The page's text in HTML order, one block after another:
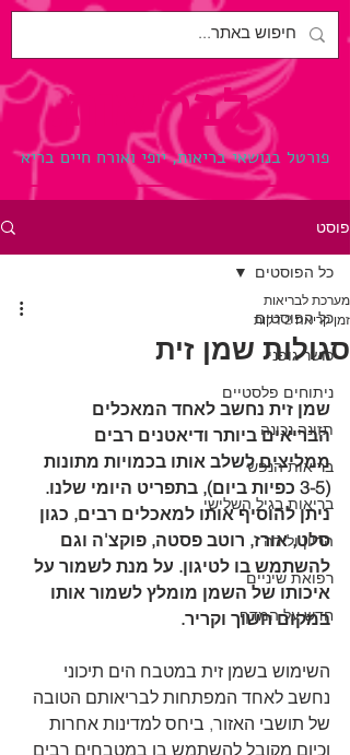
לבריאות.
פורטל בנושאי בריאות, יופי ואורח חיים בריא
פוסט
כל הפוסטים
כושר גופני
ניתוחים פלסטיים
תזונה נכונה
בריאות הנפש
בריאות בגיל השלישי
הריון ולידה
רפואת שיניים
חדש על המדף
כל הפוסטים
סגולות שמן זית
מערכת לבריאות
זמן קריאה 2 דקות
שמן זית נחשב לאחד המאכלים
הבריאים ביותר ודיאטנים רבים
ממליצים לשלב אותו בכמויות מתונות
(3-5 כפיות ביום), בתפריט היומי שלנו.
ניתן להוסיף אותו למאכלים רבים, כגון
סלט, אורז, רוטב פסטה, פוקצ'ה וגם
להשתמש בו לטיגון. על מנת לשמור על
איכותו של השמן מומלץ לשמור אותו
במקום חשוך וקריר.
השימוש בשמן זית במטבח הים תיכוני
נחשב לאחד המפתחות לבריאותם הטובה
של תושבי האזור, ביחס למדינות אחרות
וכיום מקובל להשתמש בו במטבחים רבים